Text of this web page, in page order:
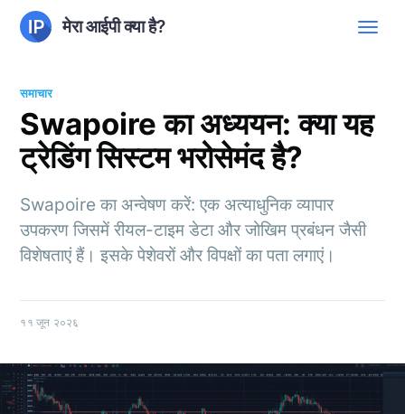
मेरा आईपी क्या है?
समाचार
Swapoire का अध्ययन: क्या यह
ट्रेडिंग सिस्टम भरोसेमंद है?
Swapoire का अन्वेषण करें: एक अत्याधुनिक व्यापार
उपकरण जिसमें रीयल-टाइम डेटा और जोखिम प्रबंधन जैसी
विशेषताएं हैं। इसके पेशेवरों और विपक्षों का पता लगाएं।
११ जून २०२६